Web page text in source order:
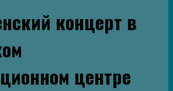
концерт в
центре